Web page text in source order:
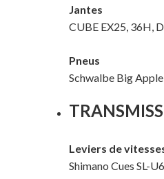
Jantes
CUBE EX25, 36H,
Pneus
Schwalbe Big
Leviers de
Shimano Cues SL-